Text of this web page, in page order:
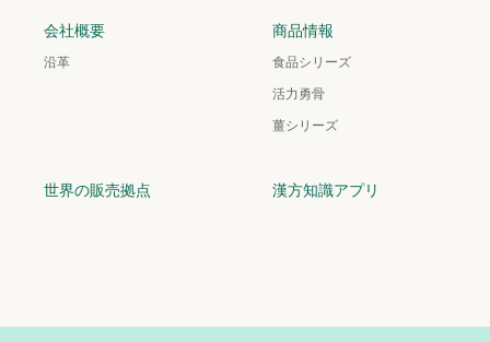
会社概要
沿革
商品情報
食品シリーズ
活力勇骨
薑シリーズ
世界の販売拠点 漢方知識アプリ